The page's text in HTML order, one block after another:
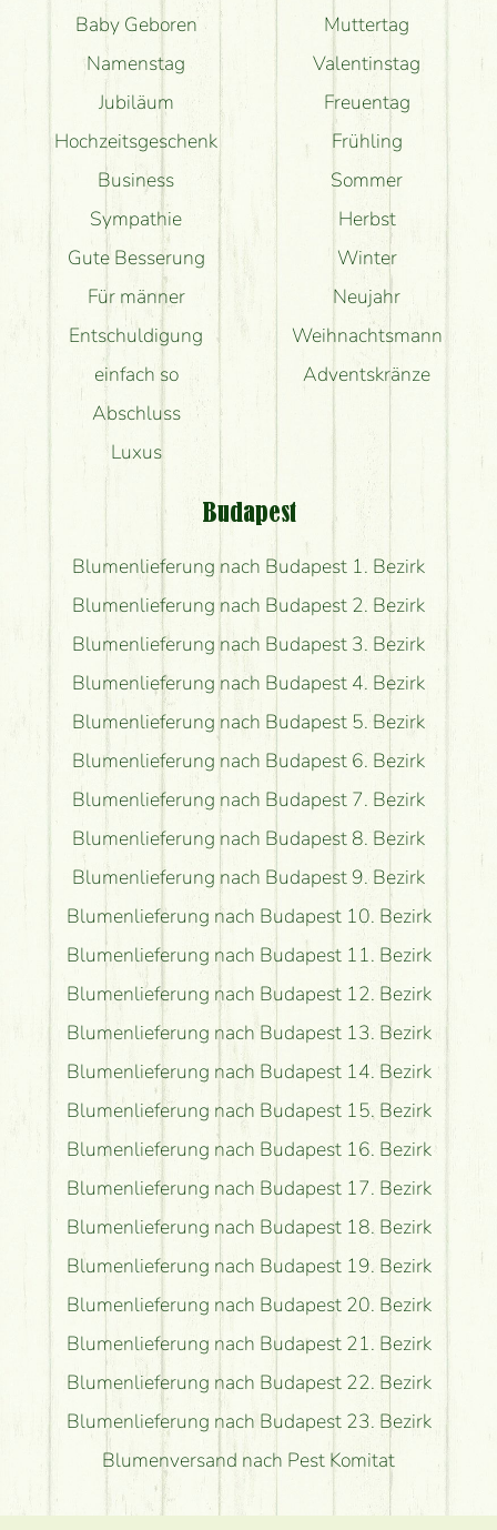
Baby Geboren
Namenstag
Jubiläum
Hochzeitsgeschenk
Business
Sympathie
Gute Besserung
Für männer
Entschuldigung
einfach so
Abschluss
Luxus
Muttertag
Valentinstag
Freuentag
Frühling
Sommer
Herbst
Winter
Neujahr
Weihnachtsmann
Adventskränze
Budapest
Blumenlieferung nach Budapest 1. Bezirk
Blumenlieferung nach Budapest 2. Bezirk
Blumenlieferung nach Budapest 3. Bezirk
Blumenlieferung nach Budapest 4. Bezirk
Blumenlieferung nach Budapest 5. Bezirk
Blumenlieferung nach Budapest 6. Bezirk
Blumenlieferung nach Budapest 7. Bezirk
Blumenlieferung nach Budapest 8. Bezirk
Blumenlieferung nach Budapest 9. Bezirk
Blumenlieferung nach Budapest 10. Bezirk
Blumenlieferung nach Budapest 11. Bezirk
Blumenlieferung nach Budapest 12. Bezirk
Blumenlieferung nach Budapest 13. Bezirk
Blumenlieferung nach Budapest 14. Bezirk
Blumenlieferung nach Budapest 15. Bezirk
Blumenlieferung nach Budapest 16. Bezirk
Blumenlieferung nach Budapest 17. Bezirk
Blumenlieferung nach Budapest 18. Bezirk
Blumenlieferung nach Budapest 19. Bezirk
Blumenlieferung nach Budapest 20. Bezirk
Blumenlieferung nach Budapest 21. Bezirk
Blumenlieferung nach Budapest 22. Bezirk
Blumenlieferung nach Budapest 23. Bezirk
Blumenversand nach Pest Komitat